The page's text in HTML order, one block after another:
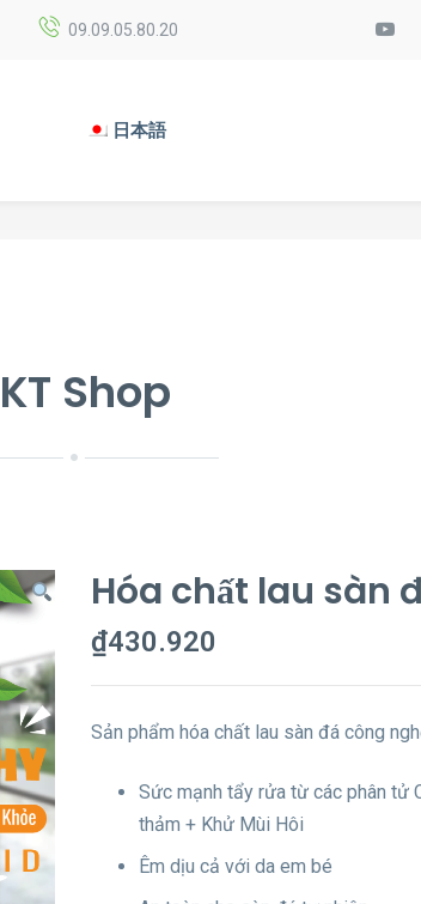
09.09.05.80.20
日本語
Shop
Hóa chất lau sàn
₫430.920
Sản phẩm hóa chất lau sàn đá công
Sức mạnh tẩy rửa từ các phân tử
thảm + Khử Mùi Hôi
Êm dịu cả với da em bé